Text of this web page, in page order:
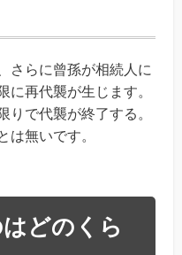
さらに曾孫が相続人に
に再代襲が生じます。
りで代襲が終了する。
は無いです。
どのくら